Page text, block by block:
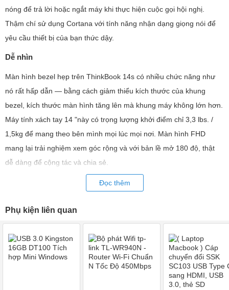
nóng để trả lời hoặc ngắt máy khi thực hiện cuộc gọi hội nghị.
Thậm chí sử dụng Cortana với tính năng nhận dạng giọng nói để
yêu cầu thiết bị của bạn thức dậy.
Dễ nhìn
Màn hình bezel hẹp trên ThinkBook 14s có nhiều chức năng như
nó rất hấp dẫn — bằng cách giảm thiểu kích thước của khung
bezel, kích thước màn hình tăng lên mà khung máy không lớn hơn.
Máy tính xách tay 14 "này có trọng lượng khởi điểm chỉ 3,3 lbs. /
1,5kg để mang theo bên mình mọi lúc mọi nơi. Màn hình FHD
mang lại trải nghiệm xem góc rộng và với bản lề mở 180 độ, thật
dễ dàng để cộng tác và chia sẻ.
doanh nghiệp của bạn.
mật của Windows 10.
Một nắp máy ảnh vật lý chặn ống kính, đảm
bảo rằng bạn chỉ được nhìn thấy khi bạn muốn.
Đầu đọc dấu vân
tay được tích hợp với nút nguồn, vì vậy chỉ cần chạm nhẹ là bạn sẽ
Đọc thêm
Phụ kiện liên quan